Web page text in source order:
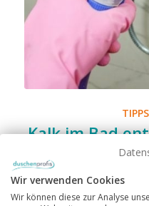
Kalk im Bad
Tipps
Wir verwenden Cookies
Wir können diese zur Analyse